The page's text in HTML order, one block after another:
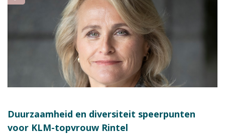
Duurzaamheid en diversiteit speerpunten
voor KLM-topvrouw Rintel